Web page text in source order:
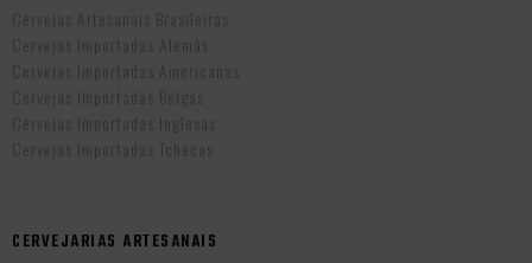
Cervejas Artesanais Brasileiras
Cervejas Importadas Alemãs
Cervejas Importadas Americanas
Cervejas Importadas Belgas
Cervejas Importadas Inglesas
Cervejas Importadas Tchecas
CERVEJARIAS ARTESANAIS